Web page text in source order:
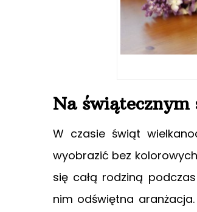
Na świątecznym
W czasie świąt
wyobrazić bez
się całą rodziną
nim odświętna